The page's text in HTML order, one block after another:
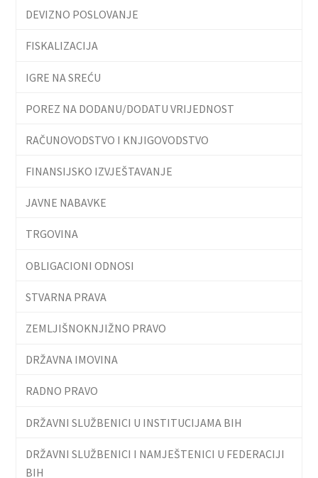
DEVIZNO POSLOVANJE
FISKALIZACIJA
IGRE NA SREĆU
POREZ NA DODANU/DODATU VRIJEDNOST
RAČUNOVODSTVO I KNJIGOVODSTVO
FINANSIJSKO IZVJEŠTAVANJE
JAVNE NABAVKE
TRGOVINA
OBLIGACIONI ODNOSI
STVARNA PRAVA
ZEMLJIŠNOKNJIŽNO PRAVO
DRŽAVNA IMOVINA
RADNO PRAVO
DRŽAVNI SLUŽBENICI U INSTITUCIJAMA BIH
DRŽAVNI SLUŽBENICI I NAMJEŠTENICI U FEDERACIJI
BIH